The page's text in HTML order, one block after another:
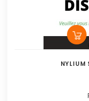
NYLIUM